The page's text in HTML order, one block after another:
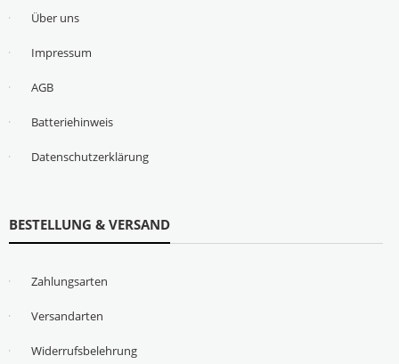
Über uns
Impressum
AGB
Batteriehinweis
Datenschutzerklärung
BESTELLUNG & VERSAND
Zahlungsarten
Versandarten
Widerrufsbelehrung